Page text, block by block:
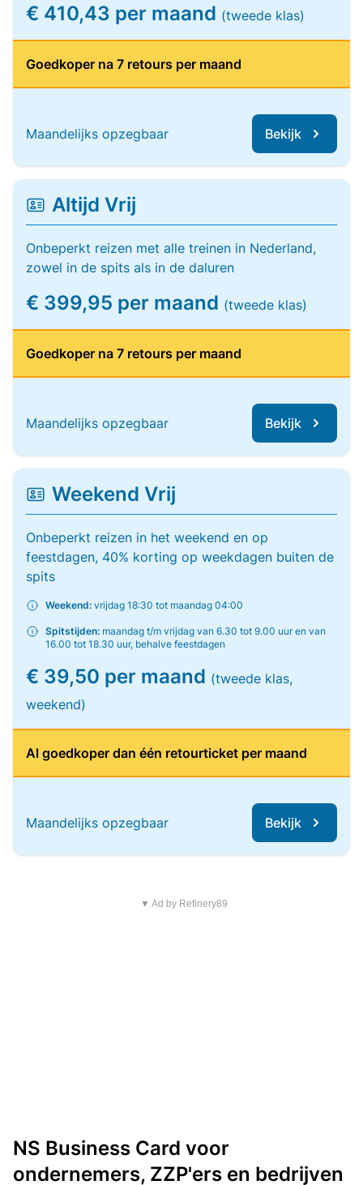
€ 410,43 per maand (tweede klas)
Goedkoper na 7 retours per maand
Maandelijks opzegbaar Bekijk
Altijd Vrij
Onbeperkt reizen met alle treinen in Nederland,
zowel in de spits als in de daluren
€ 399,95 per maand (tweede klas)
Goedkoper na 7 retours per maand
Maandelijks opzegbaar Bekijk
Weekend Vrij
Onbeperkt reizen in het weekend en op
feestdagen, 40% korting op weekdagen buiten de
spits
Weekend: vrijdag 18:30 tot maandag 04:00
Spitstijden: maandag t/m vrijdag van 6.30 tot 9.00 uur en van
16.00 tot 18.30 uur, behalve feestdagen
€ 39,50 per maand (tweede klas,
weekend)
Al goedkoper dan één retourticket per maand
Maandelijks opzegbaar Bekijk
▼ Ad by Refinery89
NS Business Card voor
ondernemers, ZZP'ers en bedrijven